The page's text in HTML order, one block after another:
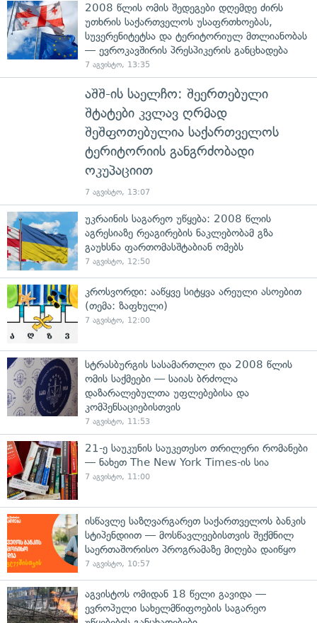
2008 წლის ომის შედეგები დღემდე ძირს
უთხრის საქართველოს უსაფრთხოებას,
სუვერენიტეტსა და ტერიტორიულ მთლიანობას
— ევროკავშირის პრესპიკერის განცხადება
7 აგვისტო, 13:35
აშშ-ის საელჩო: შეერთებული
შტატები კვლავ ღრმად
შეშფოთებულია საქართველოს
ტერიტორიის განგრძობადი
ოკუპაციით
7 აგვისტო, 13:07
უკრაინის საგარეო უწყება: 2008 წლის
აგრესიაზე რეაგირების ნაკლებობამ გზა
გაუხსნა ფართომასშტაბიან ომებს
7 აგვისტო, 12:50
კროსვორდი: ააწყვე სიტყვა არეული ასოებით
(თემა: ზაფხული)
7 აგვისტო, 12:00
სტრასბურგის სასამართლო და 2008 წლის
ომის საქმეები — საიას ბრძოლა
დაზარალებულთა უფლებებისა და
კომპენსაციებისთვის
7 აგვისტო, 11:53
21-ე საუკუნის საუკეთესო თრილერი რომანები
— ნახეთ The New York Times-ის სია
7 აგვისტო, 11:00
ისწავლე საზღვარგარეთ საქართველოს ბანკის
სტიპენდიით — მოსწავლეებისთვის შექმნილ
საერთაშორისო პროგრამაზე მიღება დაიწყო
7 აგვისტო, 10:57
აგვისტოს ომიდან 18 წელი გავიდა —
ევროპული სახელმწიფოების საგარეო